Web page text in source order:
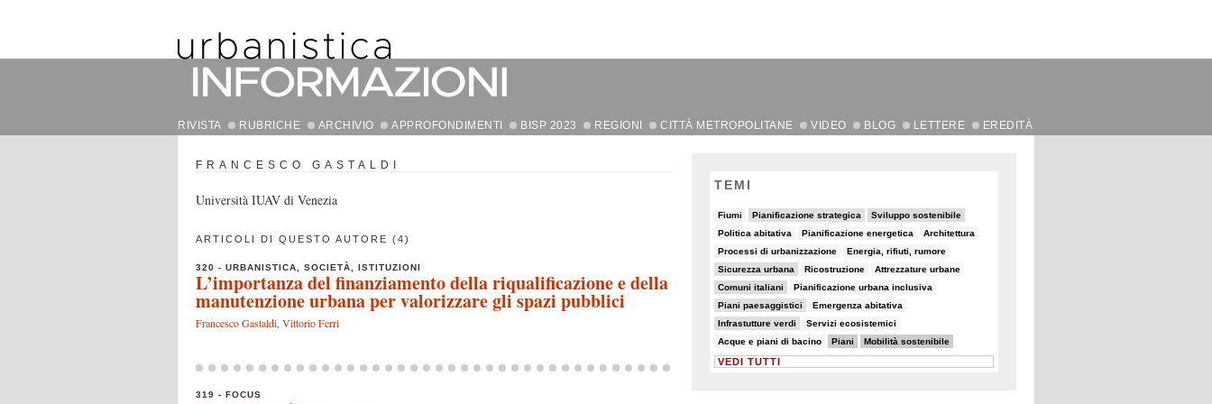
RIVISTA RUBRICHE ARCHIVIO APPROFONDIMENTI BISP 2023 REGIONI CITTÀ METROPOLITANE VIDEO BLOG LETTERE EREDITÀ
FRANCESCO GASTALDI
Università IUAV di Venezia
ARTICOLI DI QUESTO AUTORE (4)
320 - URBANISTICA, SOCIETÀ, ISTITUZIONI
L’importanza del finanziamento della riqualificazione e della
manutenzione urbana per valorizzare gli spazi pubblici
Francesco Gastaldi, Vittorio Ferri
319 - FOCUS
TEMI
Fiumi
8/82 Pianificazione strategica
11/82 Sviluppo sostenibile
19/82
Politica abitativa
8/82 Pianificazione energetica
5/82 Architettura
7/82
Processi di urbanizzazione
8/82 Energia, rifiuti, rumore
6/82
Sicurezza urbana
10/82 Ricostruzione
6/82 Attrezzature urbane
5/82
Comuni italiani
18/82 Pianificazione urbana inclusiva
5/82
Piani paesaggistici
10/82 Emergenza abitativa
7/82
Infrastutture verdi
10/82 Servizi ecosistemici
6/82
Acque e piani di bacino
5/82 Piani
28/82 Mobilità sostenibile
25/82
VEDI TUTTI